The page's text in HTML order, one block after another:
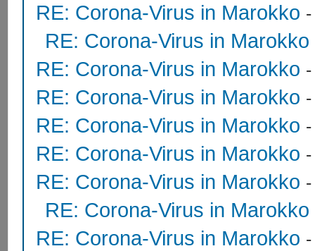
RE: Corona-Virus in Marokko
RE: Corona-Virus in Marokko
RE: Corona-Virus in Marokko
RE: Corona-Virus in Marokko
RE: Corona-Virus in Marokko
RE: Corona-Virus in Marokko
RE: Corona-Virus in Marokko
RE: Corona-Virus in Marokko
RE: Corona-Virus in Marokko